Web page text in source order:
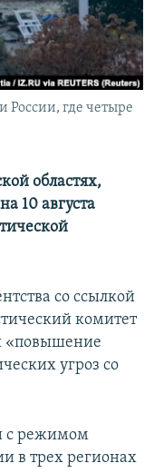
России, где четыре
областях,
10 августа
со ссылкой
комитет
«повышение
угроз со
с режимом
в трех регионах